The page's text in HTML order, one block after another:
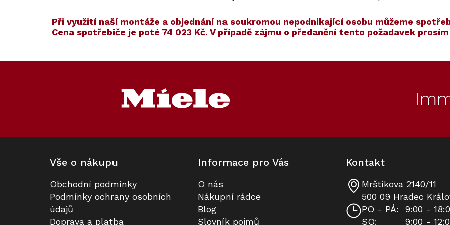
​​Při využití naší montáže a objednání na soukromou nepodnikající osobu můžeme
Cena spotřebiče je poté 74 023 Kč. V případě zájmu o předanění tento požadavek
Konvektomat MIELE DGC 7445
HCX Pro Obsidian černá, matná
Konvektomat MIELE DGC 7440 HC
Prodloužená záruka na 5 let Prodloužená záruka na 10 let
Vše o nákupu
Obchodní podmínky
Podmínky ochrany osobních
údajů
Doprava a platba
Informace pro Vás
O nás
Nákupní rádce
Blog
Slovník pojmů
Kontakt
Mrštíkova 2140/11
500 09 Hradec
PO - PÁ:
9:00 -
SO:
9:00 -